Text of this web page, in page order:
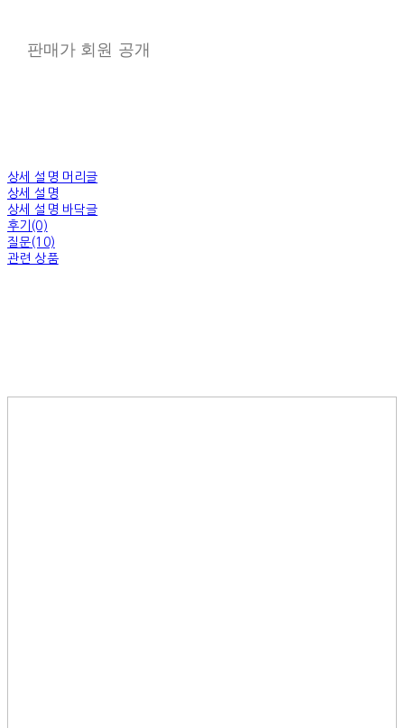
판매가 회원 공개
상세 설명 머리글
상세 설명
상세 설명 바닥글
후기(0)
질문(10)
관련 상품